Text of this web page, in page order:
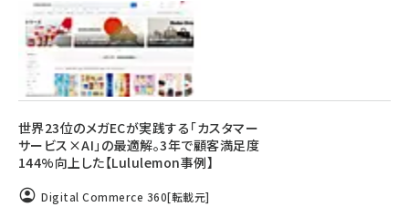
世界23位のメガECが実践する「カスタマー
サービス×AI」の最適解。3年で顧客満足度
144%向上した【Lululemon事例】
Digital Commerce 360[転載元]